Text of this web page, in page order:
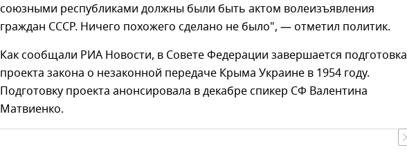
союзными республиками должны были быть актом волеизъявления
граждан СССР. Ничего похожего сделано не было", — отметил политик.
Как сообщали РИА Новости, в Совете Федерации завершается подготовка
проекта закона о незаконной передаче Крыма Украине в 1954 году.
Подготовку проекта анонсировала в декабре спикер СФ Валентина
Матвиенко.